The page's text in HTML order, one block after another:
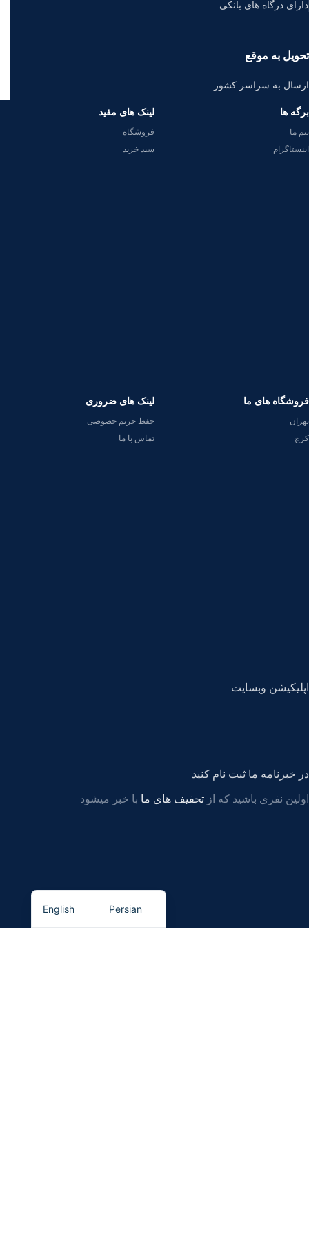
دارای درگاه های بانکی
تحویل به موقع
ارسال به سراسر کشور
برگه ها
تیم ما
اینستاگرام
لینک های مفید
فروشگاه
سبد خرید
فروشگاه های ما
تهران
کرج
لینک های ضروری
حفظ حریم خصوصی
تماس با ما
اپلیکیشن وبسایت
در خبرنامه ما ثبت نام کنید
اولین نفری باشید که از تحفیف های ما با خبر میشود
Persian
English